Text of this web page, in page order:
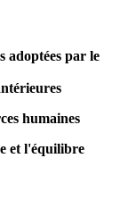
adoptées par le
humaines
et l'équilibre